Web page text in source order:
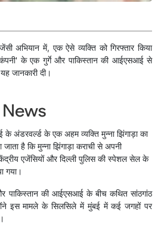
अभियान में, एक ऐसे व्यक्ति को गिरफ्तार किया
के एक गुर्गे और पाकिस्तान की आईएसआई से
जानकारी दी।
के अंडरवर्ल्ड के एक अहम व्यक्ति मुन्ना झिंगाड़ा का
जाता है कि मुन्ना झिंगाड़ा कराची से अपनी
एजेंसियों और दिल्ली पुलिस की स्पेशल सेल के
गया।
पाकिस्तान की आईएसआई के बीच कथित सांठगांठ
इस मामले के सिलसिले में मुंबई में कई जगहों पर